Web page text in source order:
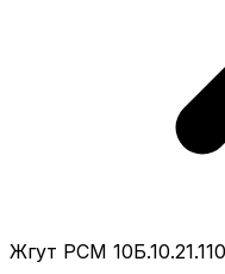
Жгут РСМ